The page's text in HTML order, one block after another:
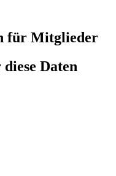
für Mitglieder
Daten